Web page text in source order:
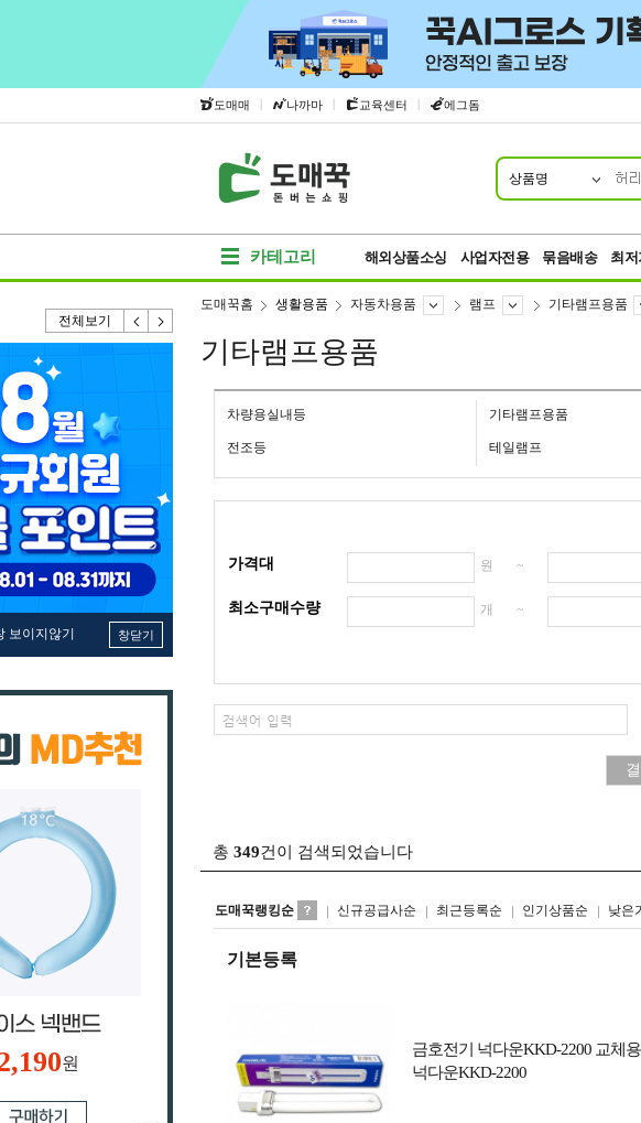
도매매 | 나까마 | 교육센터 | 에그돔
상품명
카테고리 해외상품소싱 사업자전용 묶음배송 최저
전체보기
보이지않기 창닫기
원
도매꾹홈 생활용품 자동차용품 램프 기타램프용품
기타램프용품
차량용실내등 기타램프용품
전조등 테일램프
가격대 원 ~
최소구매수량 개 ~
총 349건이 검색되었습니다
도매꾹랭킹순 신규공급사순 최근등록순 인기상품순 낮은
리스트형갤러리형
기본등록
금호전기 넉다운KKD-2200 교체
넉다운KKD-2200